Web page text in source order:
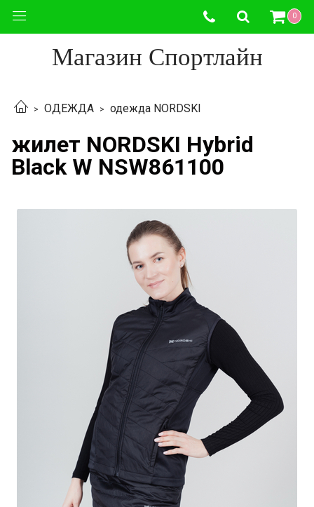
0
Магазин Спортлайн
ОДЕЖДА одежда NORDSKI
жилет NORDSKI Hybrid
Black W NSW861100